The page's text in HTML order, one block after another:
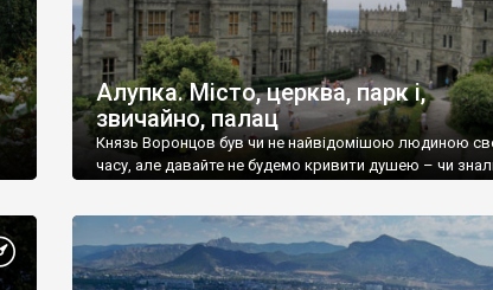
Алупка. Місто, церква, парк і,
звичайно, палац
Князь Воронцов був чи не найвідомішою людиною
часу, але давайте не будемо кривити душею – чи